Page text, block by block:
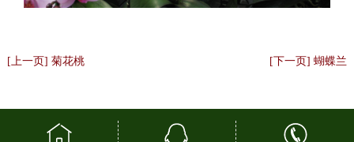
[上一页] 菊花桃 [下一页] 蝴蝶兰